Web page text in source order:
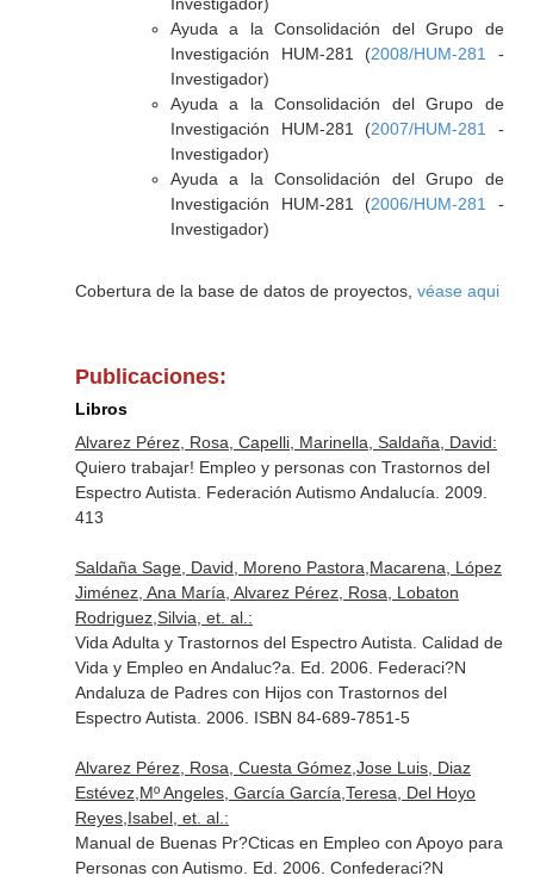
Ayuda a la Consolidación del Grupo de
Investigación HUM-281 (2008/HUM-281
-
Investigador)
Ayuda a la Consolidación del Grupo de
Investigación HUM-281 (2007/HUM-281
-
Investigador)
Ayuda a la Consolidación del Grupo de
Investigación HUM-281 (2006/HUM-281
-
Investigador)
Cobertura de la base de datos de proyectos, véase aqui
Publicaciones:
Libros
Alvarez Pérez, Rosa, Capelli, Marinella, Saldaña, David:
Quiero trabajar! Empleo y personas con Trastornos del
Espectro Autista. Federación Autismo Andalucía. 2009.
413
Saldaña Sage, David, Moreno Pastora,Macarena, López
Jiménez, Ana María, Alvarez Pérez, Rosa, Lobaton
Rodriguez,Silvia, et. al.:
Vida Adulta y Trastornos del Espectro Autista. Calidad de
Vida y Empleo en Andaluc?a. Ed. 2006. Federaci?N
Andaluza de Padres con Hijos con Trastornos del
Espectro Autista. 2006. ISBN 84-689-7851-5
Alvarez Pérez, Rosa, Cuesta Gómez,Jose Luis, Diaz
Estévez,Mº Angeles, García García,Teresa, Del Hoyo
Reyes,Isabel, et. al.:
Manual de Buenas Pr?Cticas en Empleo con Apoyo para
Personas con Autismo. Ed. 2006. Confederaci?N